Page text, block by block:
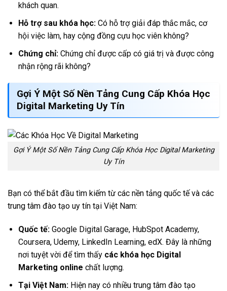
khách quan.
Hỗ trợ sau khóa học:Có hỗ trợ giải đáp thắc mắc, cơ
hội việc làm, hay cộng đồng cựu học viên không?
Chứng chỉ:Chứng chỉ được cấp có giá trị và được công
nhận rộng rãi không?
Gợi Ý Một Số Nền Tảng Cung Cấp Khóa Học
Digital Marketing Uy Tín
Gợi Ý Một Số Nền Tảng Cung Cấp Khóa Học Digital Marketing
Uy Tín
Bạn có thể bắt đầu tìm kiếm từ các nền tảng quốc tế và các
trung tâm đào tạo uy tín tại Việt Nam:
Quốc tế:Google Digital Garage, HubSpot Academy,
Coursera, Udemy, LinkedIn Learning, edX. Đây là những
nơi tuyệt vời để tìm thấy các khóa học Digital
Marketing online chất lượng.
Tại Việt Nam:Hiện nay có nhiều trung tâm đào tạo